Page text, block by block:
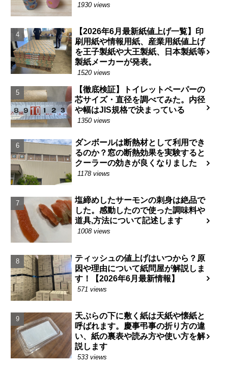
1930 views
【2026年6月最新紙値上げ一覧】印
刷用紙や情報用紙、産業用紙値上げ
を王子製紙や大王製紙、日本製紙等
製紙メーカーが発表。
1520 views
【徹底検証】トイレットペーパーの
芯サイズ・直径を調べてみた。内径
や幅はJIS規格で決まっている
1350 views
ダンボールは断熱材として利用でき
るのか？窓の断熱効果を実験すると
クーラーの効きが良くなりました
1178 views
塩締めしたサーモンの刺身は絶品で
した。感動したので使った調味料や
道具,方法について記述します
1008 views
ティッシュの値上げはいつから？原
因や理由について紙問屋が解説しま
す！【2026年6月最新情報】
571 views
天ぷらの下に敷く紙は天紙や懐紙と
呼ばれます。慶事弔事の折り方の違
い、紙の裏表や読み方や使い方を解
説します
533 views